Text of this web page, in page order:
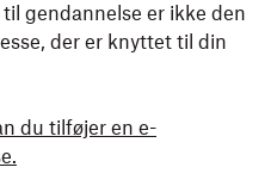
gendannelse er ikke den
der er knyttet til din
du tilføjer en e-